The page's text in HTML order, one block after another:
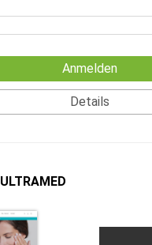
Anmelden
Details
ULTRAMED